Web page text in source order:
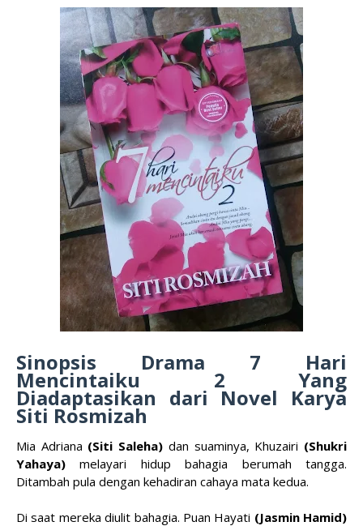
Sinopsis Drama 7 Hari
Mencintaiku 2 Yang
Diadaptasikan dari Novel Karya
Siti Rosmizah
Mia Adriana (Siti Saleha) dan suaminya, Khuzairi (Shukri
Yahaya) melayari hidup bahagia berumah tangga.
Ditambah pula dengan kehadiran cahaya mata kedua.
Di saat mereka diulit bahagia. Puan Hayati (Jasmin Hamid)